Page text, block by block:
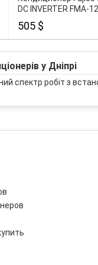
DC INVERTER FMA-
505 $
у Дніпрі
спектр робіт з